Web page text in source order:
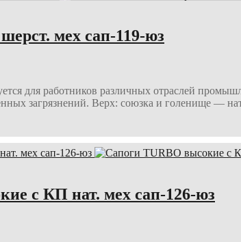
мех сап-119-юз
для работников различных отраслей
загрязнений. Верх: союзка и голенище —
с КП нат. мех сап-126-юз